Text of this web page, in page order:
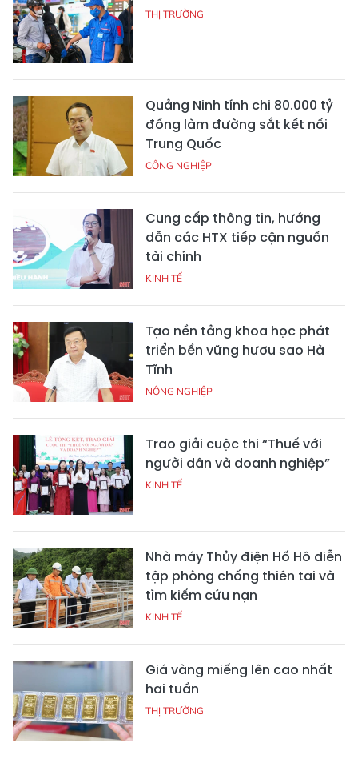
THỊ TRƯỜNG
Quảng Ninh tính chi 80.000 tỷ
đồng làm đường sắt kết nối
Trung Quốc
CÔNG NGHIỆP
Cung cấp thông tin, hướng
dẫn các HTX tiếp cận nguồn
tài chính
KINH TẾ
Tạo nền tảng khoa học phát
triển bền vững hươu sao Hà
Tĩnh
NÔNG NGHIỆP
Trao giải cuộc thi “Thuế với
người dân và doanh nghiệp”
KINH TẾ
Nhà máy Thủy điện Hố Hô diễn
tập phòng chống thiên tai và
tìm kiếm cứu nạn
KINH TẾ
Giá vàng miếng lên cao nhất
hai tuần
THỊ TRƯỜNG